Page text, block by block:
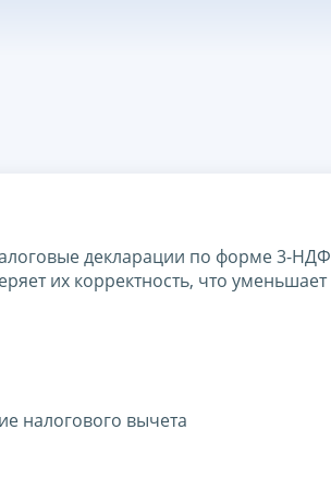
декларации по форме 3-
их корректность, что уменьшает
налогового вычета